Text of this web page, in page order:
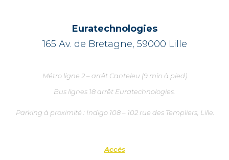
Euratechnologies
165 Av. de Bretagne, 59000 Lille
Métro ligne 2 – arrêt Canteleu (9 min à pied)
Bus lignes 18 arrêt Euratechnologies.
Parking à proximité : Indigo 108 – 102 rue des Templiers, Lille.
Accès